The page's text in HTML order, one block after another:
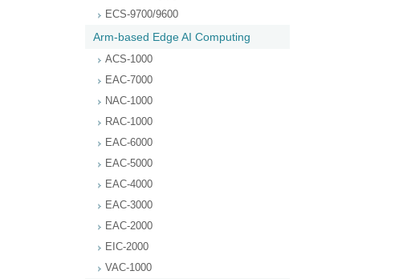
ECS-9700/9600
Arm-based Edge AI Computing
ACS-1000
EAC-7000
NAC-1000
RAC-1000
EAC-6000
EAC-5000
EAC-4000
EAC-3000
EAC-2000
EIC-2000
VAC-1000